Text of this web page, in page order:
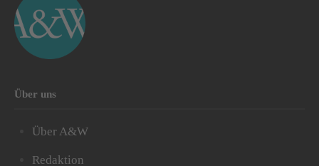
Über uns
Über A&W
Redaktion